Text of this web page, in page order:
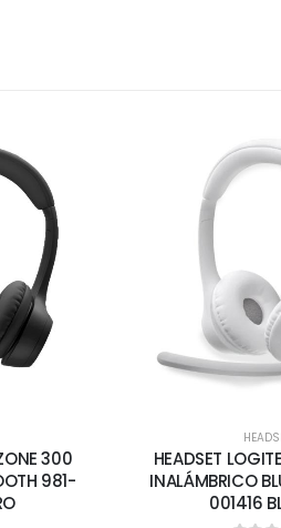
300
981-
HEADSET
INALÁMBRICO
001416